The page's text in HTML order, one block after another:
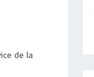
de la